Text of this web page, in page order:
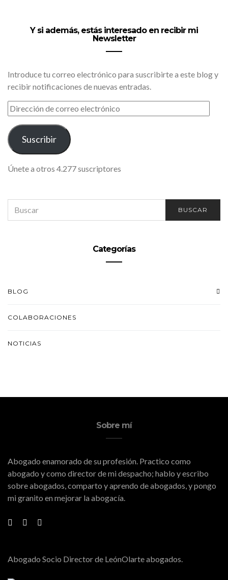
Y si además, estás interesado en recibir mi
Newsletter
Introduce tu correo electrónico para suscribirte a este blog y
recibir notificaciones de nuevas entradas.
DIRECCIÓN
DE
CORREO
ELECTRÓNICO
Suscribir
Únete a otros 4.277 suscriptores
FOR:
BUSCAR
Categorías
BLOG
COLABORACIONES
NOTICIAS
Sobre mí
Abogado enamorado de su profesión. Practico como
abogado y como director de mi despacho; hablo y escribo
sobre abogados, comparto y aprendo de abogados, y pongo
mi granito en mejorar la abogacía.
Abogado Socio Director de LeónOlarte abogados.